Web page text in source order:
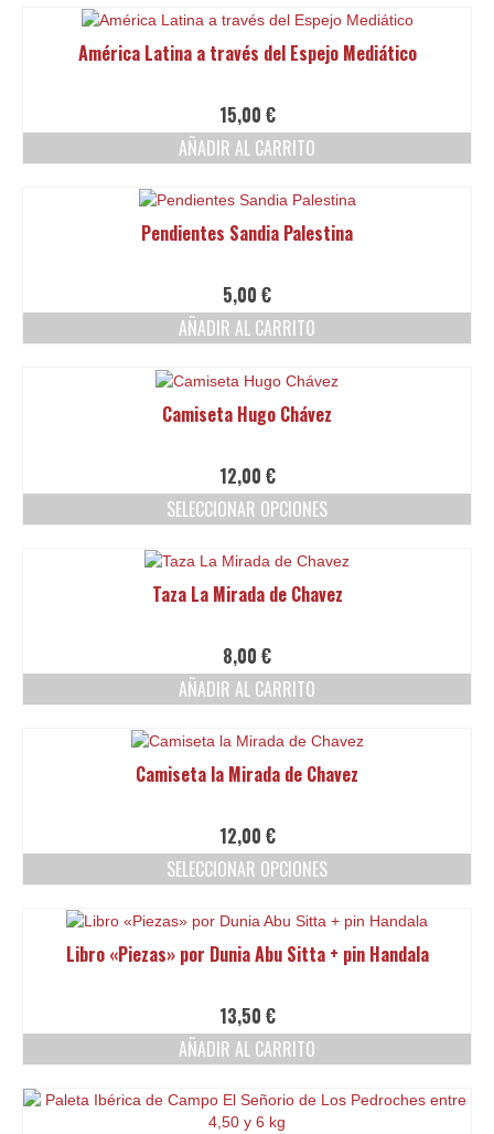
elegir
la
producto
América Latina a través del Espejo Mediático
15,00 €
AÑADIR AL CARRITO
Pendientes Sandia Palestina
5,00 €
AÑADIR AL CARRITO
Camiseta Hugo Chávez
12,00 €
SELECCIONAR OPCIONES
producto
múltiples
Las
opciones
se
pueden
elegir
la
producto
Taza La Mirada de Chavez
8,00 €
AÑADIR AL CARRITO
Camiseta la Mirada de Chavez
12,00 €
SELECCIONAR OPCIONES
producto
múltiples
Las
opciones
se
elegir
en
Libro «Piezas» por Dunia Abu Sitta + pin Handala
13,50 €
AÑADIR AL CARRITO